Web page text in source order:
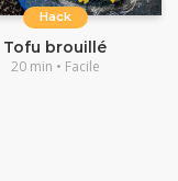
Hack
Tofu brouillé
20 min • Facile